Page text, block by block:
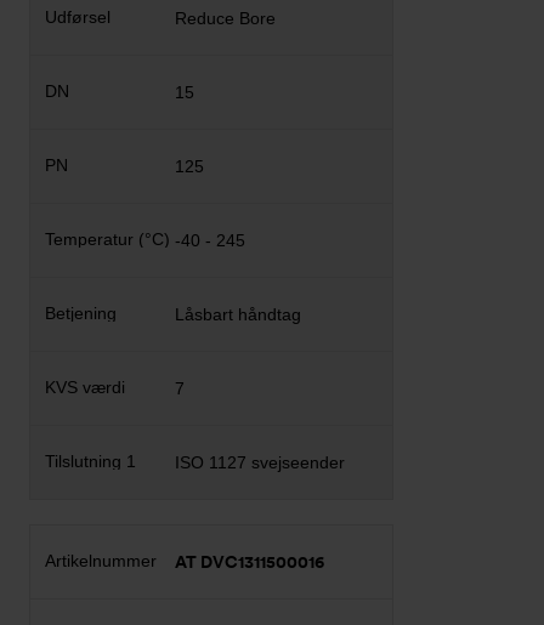
Reduce Bore
15
125
-40 - 245
Låsbart håndtag
7
ISO 1127 svejseender
AT DVC1311500016